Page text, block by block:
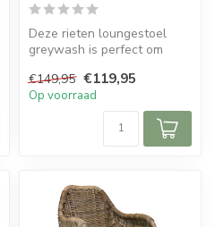
Deze rieten loungestoel
greywash is perfect om
kome...
€149,95 €119,95
Op voorraad